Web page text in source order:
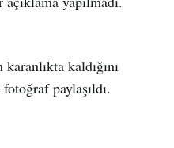
kaldığını
paylaşıldı.